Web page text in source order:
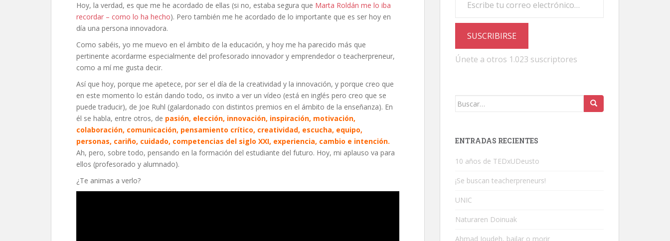
Hoy, la verdad, es que me he acordado de ellas (si no, estaba segura que Marta Roldán me lo iba
recordar – como lo ha hecho). Pero también me he acordado de lo importante que es ser hoy en
día una persona innovadora.
Como sabéis, yo me muevo en el ámbito de la educación, y hoy me ha parecido más que
pertinente acordarme especialmente del profesorado innovador y emprendedor o teacherpreneur,
como a mí me gusta decir.
Así que hoy, porque me apetece, por ser el día de la creatividad y la innovación, y porque creo que
en este momento lo están dando todo, os invito a ver un vídeo (está en inglés pero creo que se
puede traducir), de Joe Ruhl (galardonado con distintos premios en el ámbito de la enseñanza). En
él se habla, entre otros, de pasión, elección, innovación, inspiración, motivación,
colaboración, comunicación, pensamiento crítico, creatividad, escucha, equipo,
personas, cariño, cuidado, competencias del siglo XXI, experiencia, cambio e intención.
Ah, pero, sobre todo, pensando en la formación del estudiante del futuro. Hoy, mi aplauso va para
ellos (profesorado y alumnado).
¿Te animas a verlo?
SUSCRIBIRSE
Únete a otros 1.023 suscriptores
Buscar:
ENTRADAS RECIENTES
10 años de TEDxUDeusto
¡Se buscan teacherpreneurs!
UNIC
Naturaren Doinuak
Ahmad Joudeh, bailar o morir